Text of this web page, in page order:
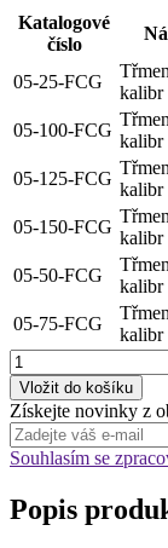
Katalogové
číslo
05-25-FCG
kalibr
05-100-FCG
kalibr
05-125-FCG
kalibr
05-150-FCG
kalibr
05-50-FCG
kalibr
05-75-FCG
kalibr
Získejte novinky z
Souhlasím se
Popis